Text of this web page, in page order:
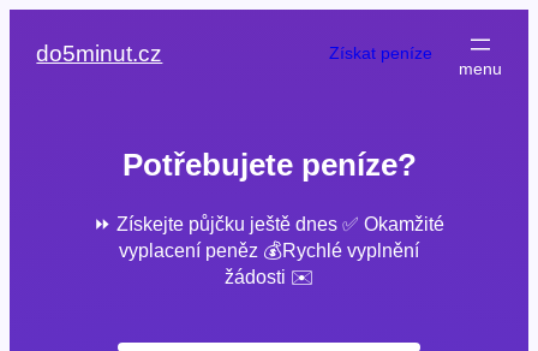
do5minut.cz Získat peníze
Potřebujete peníze?
⏩ Získejte půjčku ještě dnes ✅ Okamžité
vyplacení peněz 💰Rychlé vyplnění
žádosti ✉️